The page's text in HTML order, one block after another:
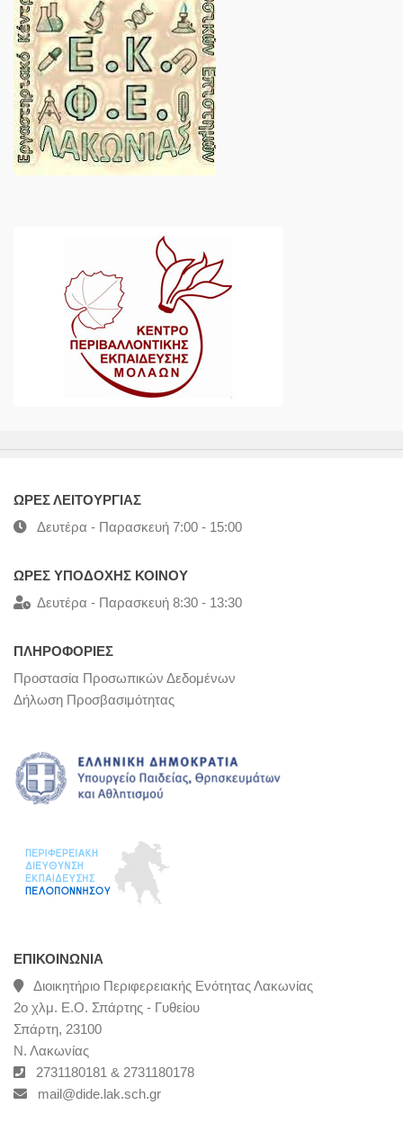
ΩΡΕΣ ΛΕΙΤΟΥΡΓΙΑΣ
Δευτέρα - Παρασκευή 7:00 - 15:00
ΩΡΕΣ ΥΠΟΔΟΧΗΣ ΚΟΙΝΟΥ
Δευτέρα - Παρασκευή 8:30 - 13:30
ΠΛΗΡΟΦΟΡΙΕΣ
Προστασία Προσωπικών Δεδομένων
Δήλωση Προσβασιμότητας
ΕΠΙΚΟΙΝΩΝΊΑ
Διοικητήριο Περιφερειακής Ενότητας Λακωνίας
2ο χλμ. Ε.Ο. Σπάρτης - Γυθείου
Σπάρτη, 23100
Ν. Λακωνίας
2731180181 & 2731180178
mail@dide.lak.sch.gr